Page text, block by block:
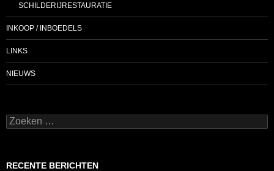
SCHILDERIJRESTAURATIE
INKOOP / INBOEDELS
LINKS
NIEUWS
Zoeken
naar:
RECENTE BERICHTEN